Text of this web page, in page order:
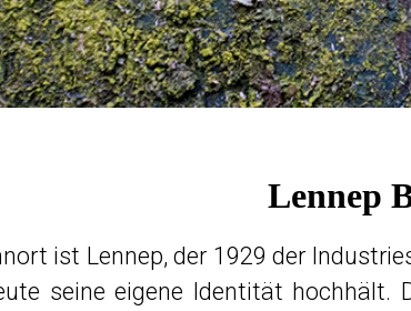
Lennep
ist Lennep, der 1929 der
seine eigene Identität hochhält.